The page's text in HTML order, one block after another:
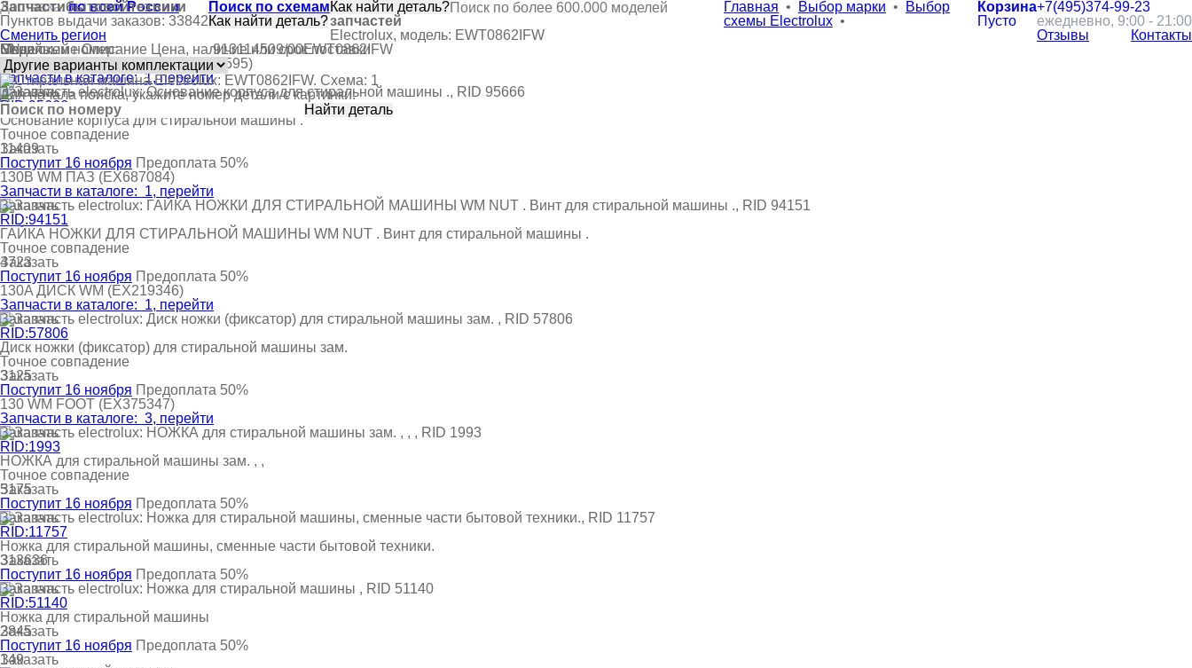
Доставка:по всей России
Пунктов выдачи заказов: 33842
Сменить регион
Поиск по схемам
Как найти деталь?
+7(495)374-99-23
ежедневно, 9:00 - 21:00
Отзывы
Контакты
Запчастибытовойтехники
Каталог
запчастей
Как найти деталь?
Корзина
Пусто
Главная • Выбор марки •
Выбор
схемы Electrolux •
Electrolux, модель: EWT0862IFW
Модель:
EWT0862IFW
Серийный номер:
SN: 913114509/00
Для начала поиска, укажите номер детали с картинки:
№ на схеме Описание Цена, наличие или срок поставки
100 Гора, полный, C4, IDB(EX536595)
Запчасти в каталоге:1, перейти
Заказать
RID:95666
Основание корпуса для стиральной машины .
Точное совпадение
Заказать
11409
Поступит 16 ноября Предоплата 50%
130B WM ПАЗ (EX687084)
Запчасти в каталоге: 1, перейти
Заказать
RID:94151
ГАЙКА НОЖКИ ДЛЯ СТИРАЛЬНОЙ МАШИНЫ WM NUT . Винт для стиральной машины .
Точное совпадение
Заказать
4723
Поступит 16 ноября Предоплата 50%
130A ДИСК WM (EX219346)
Запчасти в каталоге: 1, перейти
Заказать
RID:57806
Диск ножки (фиксатор) для стиральной машины зам.
Точное совпадение
Заказать
3125
Поступит 16 ноября Предоплата 50%
130 WM FOOT (EX375347)
Запчасти в каталоге: 3, перейти
Заказать
RID:1993
НОЖКА для стиральной машины зам. , ,
Точное совпадение
Заказать
5175
Поступит 16 ноября Предоплата 50%
Заказать
RID:11757
Ножка для стиральной машины, сменные части бытовой техники.
Заказать
313636
Поступит 16 ноября Предоплата 50%
Заказать
RID:51140
Ножка для стиральной машины
Заказать
2845
Поступит 16 ноября Предоплата 50%
Заказать
149